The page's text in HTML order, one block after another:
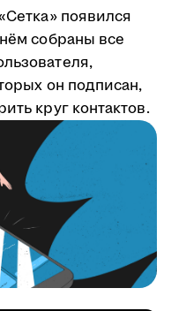
появился
собраны все
он подписан,
круг контактов.